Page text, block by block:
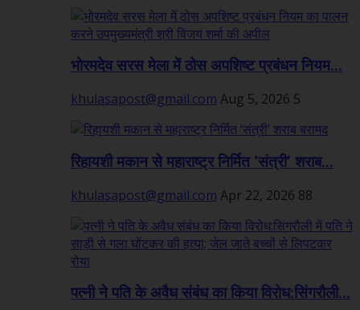
भोरमदेव सरस मेला में ठोस अपशिष्ट प्रबंधन नियम...
khulasapost@gmail.com Aug 5, 2026 5
रिहायशी मकान से महाराष्ट्र निर्मित ‘संत्री’ शराब...
khulasapost@gmail.com Apr 22, 2026 88
पत्नी ने पति के अवैध संबंध का किया विरोध:सिंगरौली...